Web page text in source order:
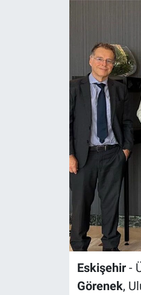
Eskişehir-
Görenek,
Kütahya
Magazin
Bilim ve Teknoloji